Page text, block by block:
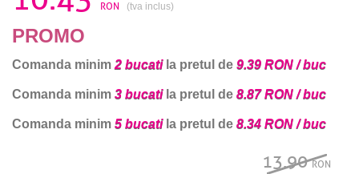
RON (tva inclus)
PROMO
Comanda minim 2 bucatila pretul de 9.39 RON / buc
Comanda minim 3 bucatila pretul de 8.87 RON / buc
Comanda minim 5 bucatila pretul de 8.34 RON / buc
13.90RON